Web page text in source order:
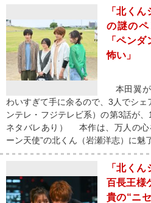
「北く
の謎の
「ペン
怖い」
本田翼が
わいすぎて手に余るので、3人でシ
ンテレ・フジテレビ系）の第3話が、
ネタバレあり） 本作は、万人の心
ーン天使”の北くん（岩瀬洋志）に魅
「北く
百長王様
貴の“ニ